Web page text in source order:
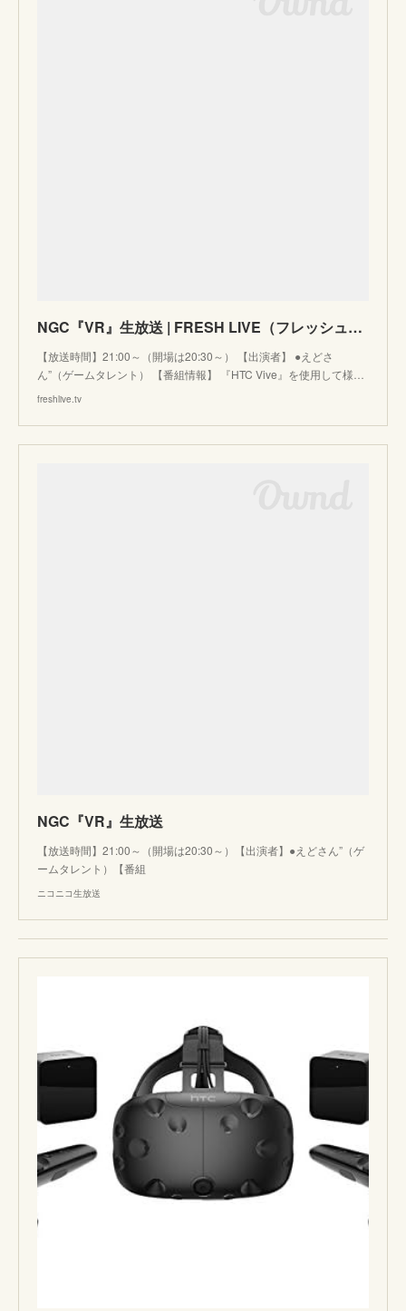
NGC『VR』生放送 | FRESH LIVE（フレッシュライブ） - ライブ配信サービス
【放送時間】21:00～（開場は20:30～） 【出演者】 ●えどさ
ん”（ゲームタレント） 【番組情報】 『HTC Vive』を使用して様…
freshlive.tv
NGC『VR』生放送
【放送時間】21:00～（開場は20:30～）【出演者】●えどさん”（ゲ
ームタレント）【番組
ニコニコ生放送